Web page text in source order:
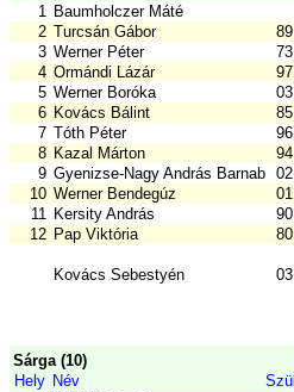
1 Baumholczer Máté
2 Turcsán Gábor 89
3 Werner Péter 73
4 Ormándi Lázár 97
5 Werner Boróka 03
6 Kovács Bálint 85
7 Tóth Péter 96
8 Kazal Márton 94
9 Gyenizse-Nagy András Barnabás02
10 Werner Bendegúz 01
11 Kersity András 90
12 Pap Viktória 80
Kovács Sebestyén 03
Sárga (10)
Hely Név Szül